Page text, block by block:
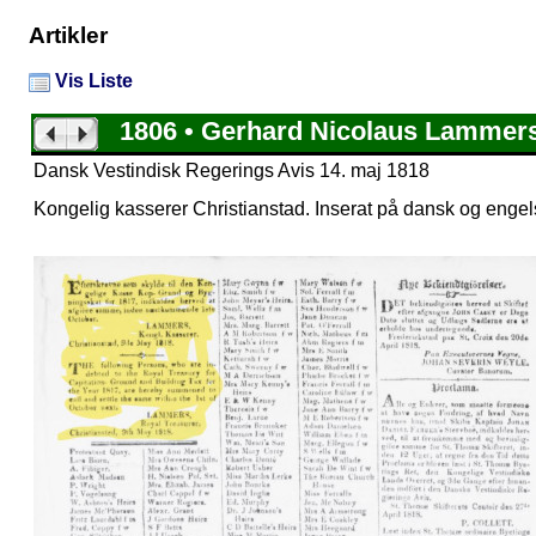
Artikler
Vis Liste
1806 • Gerhard Nicolaus
Dansk Vestindisk Regerings Avis 14. maj 1818
Kongelig kasserer Christianstad. Inserat på dansk og